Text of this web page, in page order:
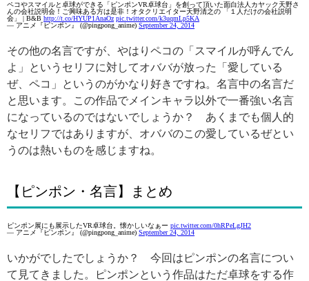
ペコやスマイルと卓球ができる「ピンポンVR卓球台」を創って頂いた面白法人カヤック天野さ
んの会社説明会！ご興味ある方は是非！オタクリエイター天野清之の 「１人だけの会社説明
会」 | B&B http://t.co/HYUP1AnaOz pic.twitter.com/k3uqmLp5KA
— アニメ『ピンポン』 (@pingpong_anime) September 24, 2014
その他の名言ですが、やはりペコの「スマイルが呼んでん
よ」というセリフに対してオババが放った「愛している
ぜ、ペコ」というのがかなり好きですね。名言中の名言だ
と思います。この作品でメインキャラ以外で一番強い名言
になっているのではないでしょうか？ あくまでも個人的
なセリフではありますが、オババのこの愛しているぜとい
うのは熱いものを感じますね。
【ピンポン・名言】まとめ
ピンポン展にも展示したVR卓球台。懐かしいなぁー pic.twitter.com/0hRPeLgJH2
— アニメ『ピンポン』 (@pingpong_anime) September 24, 2014
いかがでしたでしょうか？ 今回はピンポンの名言につい
て見てきました。ピンポンという作品はただ卓球をする作